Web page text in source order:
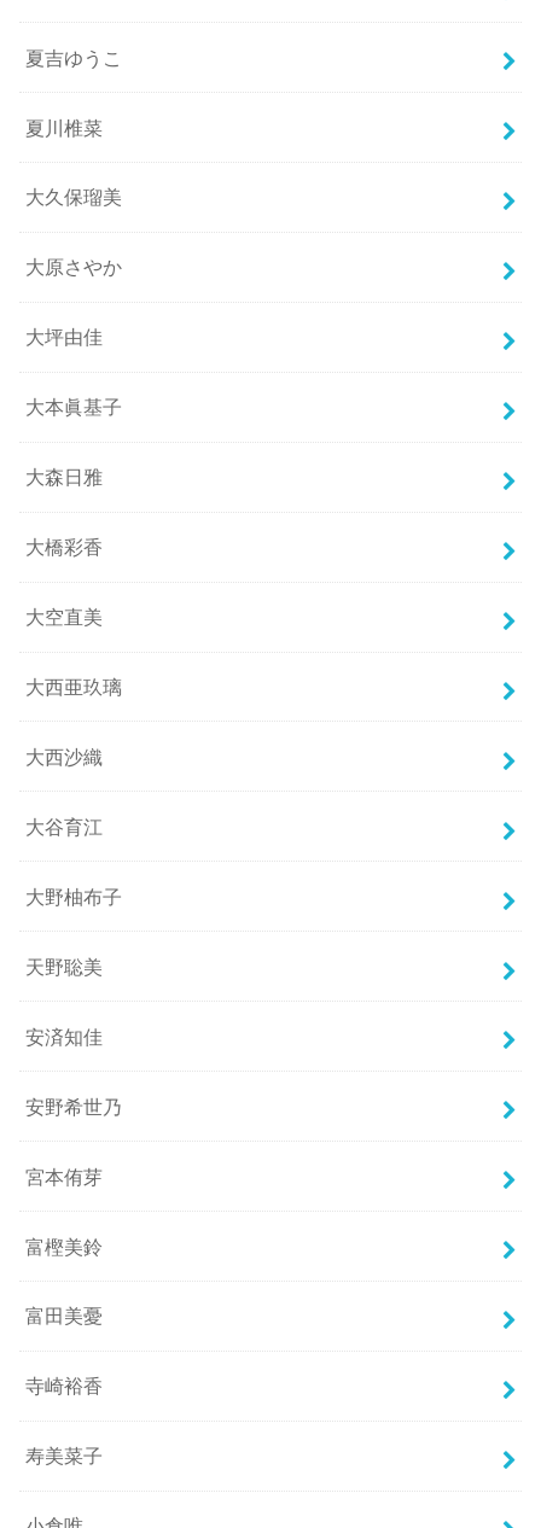
夏吉ゆうこ
夏川椎菜
大久保瑠美
大原さやか
大坪由佳
大本眞基子
大森日雅
大橋彩香
大空直美
大西亜玖璃
大西沙織
大谷育江
大野柚布子
天野聡美
安済知佳
安野希世乃
宮本侑芽
富樫美鈴
富田美憂
寺崎裕香
寿美菜子